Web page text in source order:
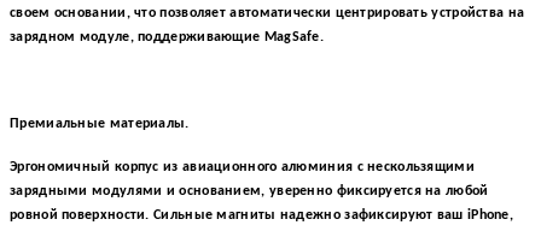
своем основании, что позволяет автоматически центрировать устройства на
зарядном модуле, поддерживающие MagSafe.
Премиальные материалы.
Эргономичный корпус из авиационного алюминия с нескользящими
зарядными модулями и основанием, уверенно фиксируется на любой
ровной поверхности. Сильные магниты надежно зафиксируют ваш iPhone,